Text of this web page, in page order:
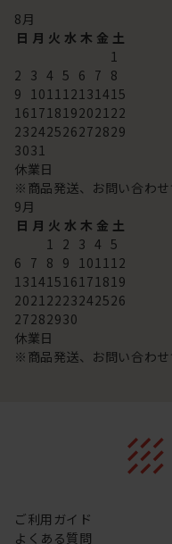
8月
日 月 火 水 木 金 土
1
2 3 4 5 6 7 8
9 101112131415
16171819202122
23242526272829
3031
休業日
※商品発送、お問い合わせ
9月
日 月 火 水 木 金 土
1 2 3 4 5
6 7 8 9 101112
13141516171819
20212223242526
27282930
休業日
※商品発送、お問い合わせ
ご利用ガイド
よくある質問